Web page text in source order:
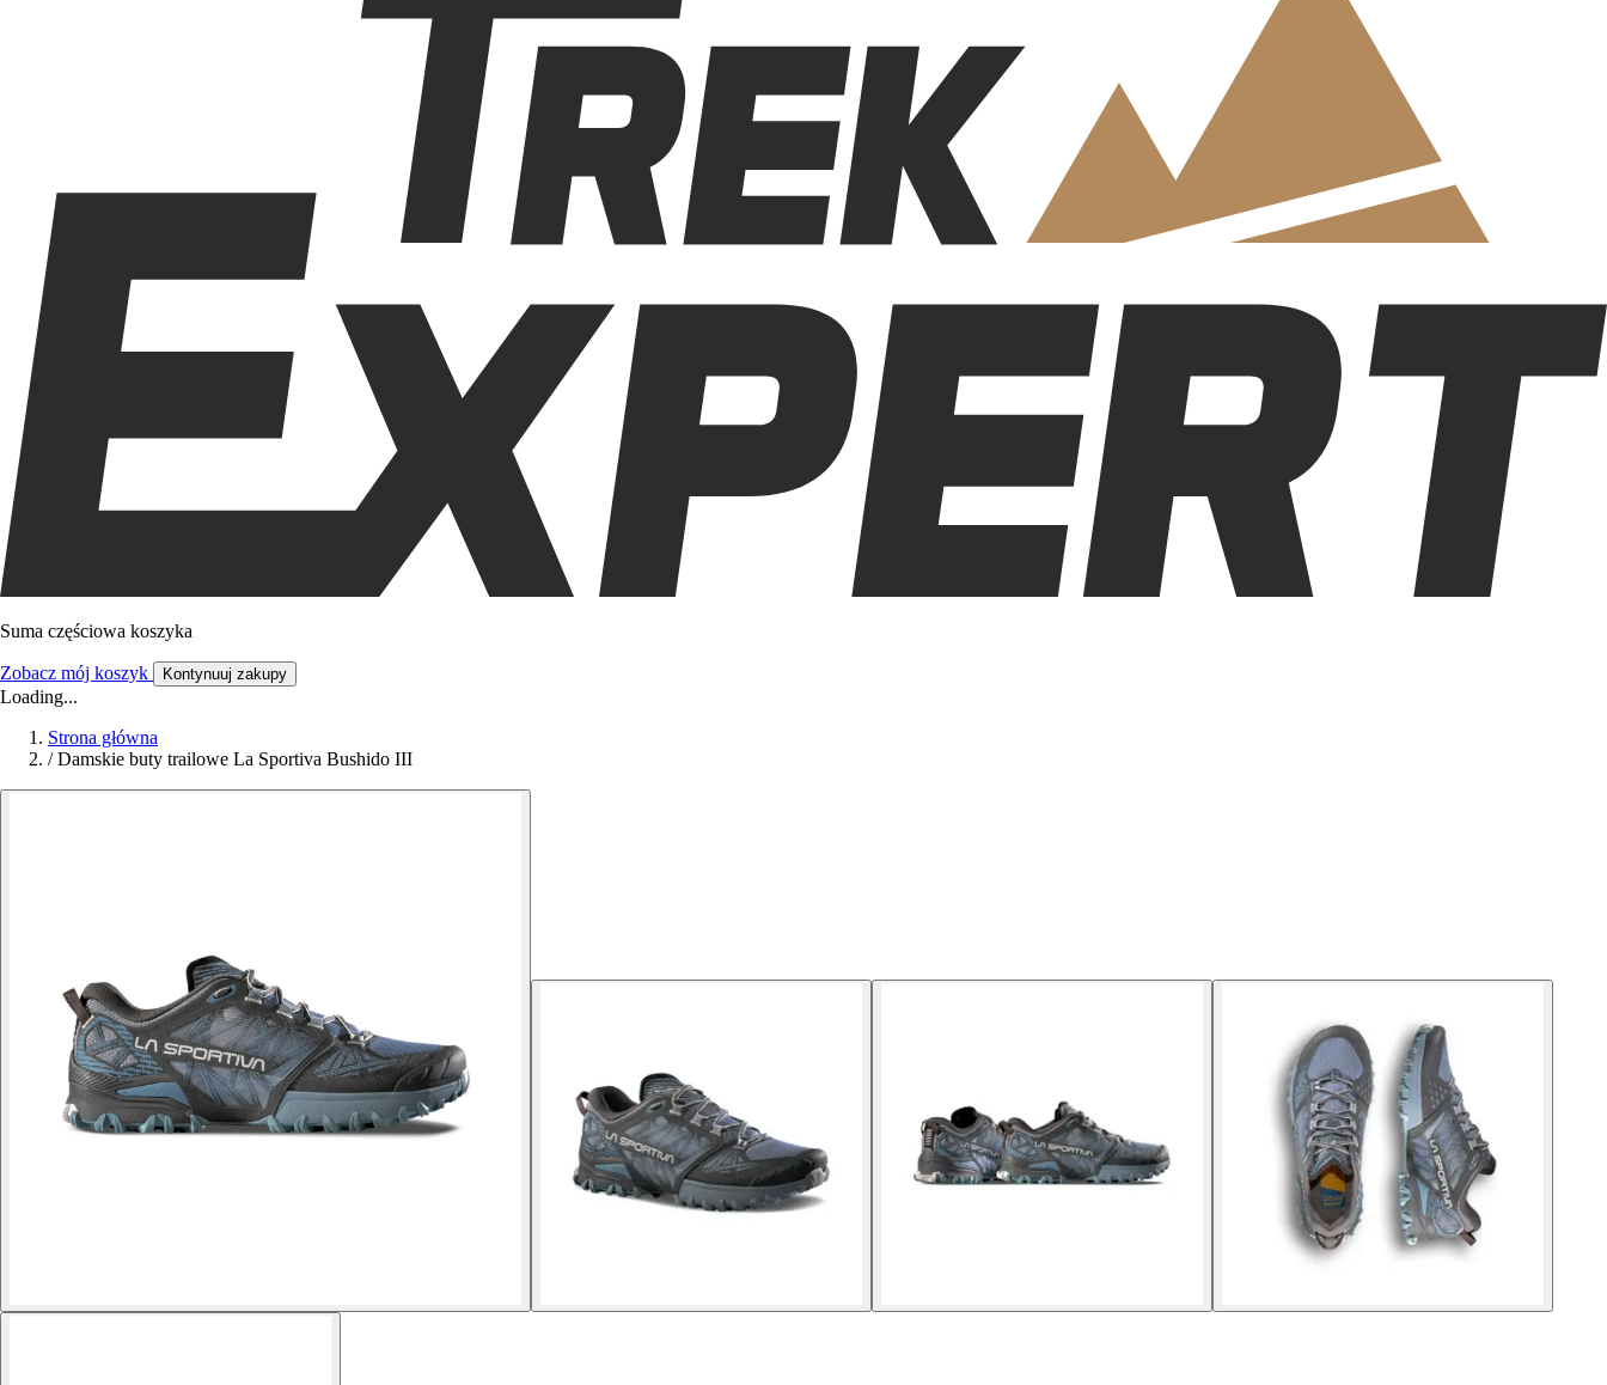
Suma częściowa koszyka
Zobacz mój koszyk Kontynuuj zakupy
Loading...
Strona główna
/ Damskie buty trailowe La Sportiva Bushido III